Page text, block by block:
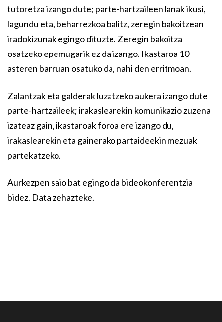
tutoretza izango dute; parte-hartzaileen lanak ikusi,
lagundu eta, beharrezkoa balitz, zeregin bakoitzean
iradokizunak egingo dituzte. Zeregin bakoitza
osatzeko epemugarik ez da izango. Ikastaroa 10
asteren barruan osatuko da, nahi den erritmoan.
Zalantzak eta galderak luzatzeko aukera izango dute
parte-hartzaileek; irakaslearekin komunikazio zuzena
izateaz gain, ikastaroak foroa ere izango du,
irakaslearekin eta gainerako partaideekin mezuak
partekatzeko.
Aurkezpen saio bat egingo da bideokonferentzia
bidez. Data zehazteke.